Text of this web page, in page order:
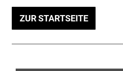
ZUR STARTSEITE